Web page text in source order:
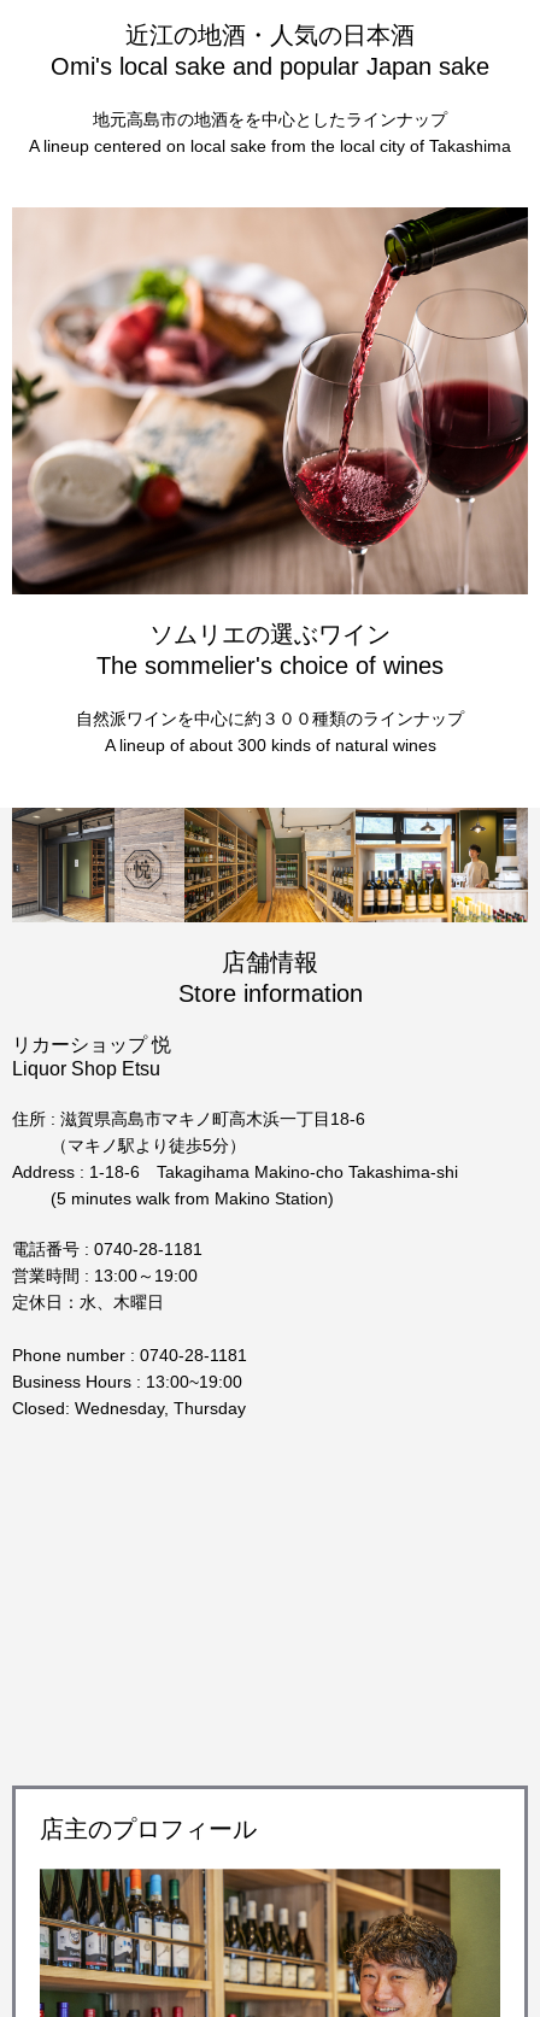
近江の地酒・人気の日本酒
Omi's local sake and popular Japan sake
地元高島市の地酒をを中心としたラインナップ
A lineup centered on local sake from the local city of Takashima
ソムリエの選ぶワイン
The sommelier's choice of wines
自然派ワインを中心に約３００種類のラインナップ
A lineup of about 300 kinds of natural wines
店舗情報
Store information
リカーショップ 悦
Liquor Shop Etsu
住所 : 滋賀県高島市マキノ町高木浜一丁目18-6
（マキノ駅より徒歩5分）
Address : 1-18-6 Takagihama Makino-cho Takashima-shi
(5 minutes walk from Makino Station)
電話番号 : 0740-28-1181
営業時間 : 13:00～19:00
定休日：水、木曜日
Phone number : 0740-28-1181
Business Hours : 13:00~19:00
Closed: Wednesday, Thursday
店主のプロフィール